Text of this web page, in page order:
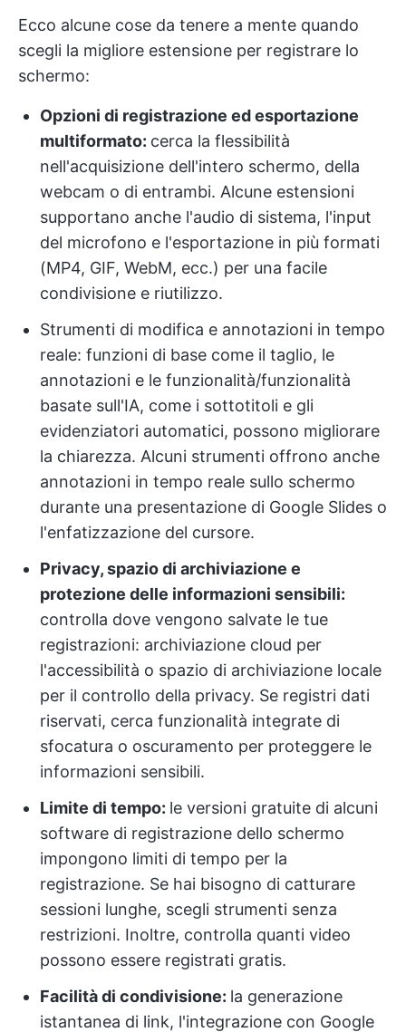
Ecco alcune cose da tenere a mente quando
scegli la migliore estensione per registrare lo
schermo:
Opzioni di registrazione ed esportazione
multiformato: cerca la flessibilità
nell'acquisizione dell'intero schermo, della
webcam o di entrambi. Alcune estensioni
supportano anche l'audio di sistema, l'input
del microfono e l'esportazione in più formati
(MP4, GIF, WebM, ecc.) per una facile
condivisione e riutilizzo.
Strumenti di modifica e annotazioni in tempo
reale: funzioni di base come il taglio, le
annotazioni e le funzionalità/funzionalità
basate sull'IA, come i sottotitoli e gli
evidenziatori automatici, possono migliorare
la chiarezza. Alcuni strumenti offrono anche
annotazioni in tempo reale sullo schermo
durante una presentazione di Google Slides o
l'enfatizzazione del cursore.
Privacy, spazio di archiviazione e
protezione delle informazioni sensibili:
controlla dove vengono salvate le tue
registrazioni: archiviazione cloud per
l'accessibilità o spazio di archiviazione locale
per il controllo della privacy. Se registri dati
riservati, cerca funzionalità integrate di
sfocatura o oscuramento per proteggere le
informazioni sensibili.
Limite di tempo: le versioni gratuite di alcuni
software di registrazione dello schermo
impongono limiti di tempo per la
registrazione. Se hai bisogno di catturare
sessioni lunghe, scegli strumenti senza
restrizioni. Inoltre, controlla quanti video
possono essere registrati gratis.
Facilità di condivisione: la generazione
istantanea di link, l'integrazione con Google